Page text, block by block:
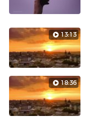
13:13
18:36